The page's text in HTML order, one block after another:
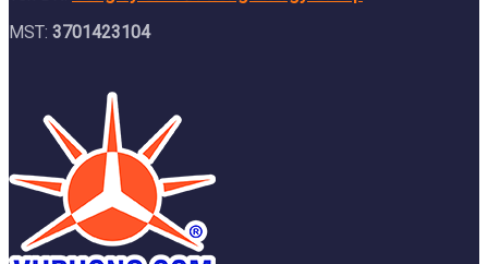
MST: 3701423104